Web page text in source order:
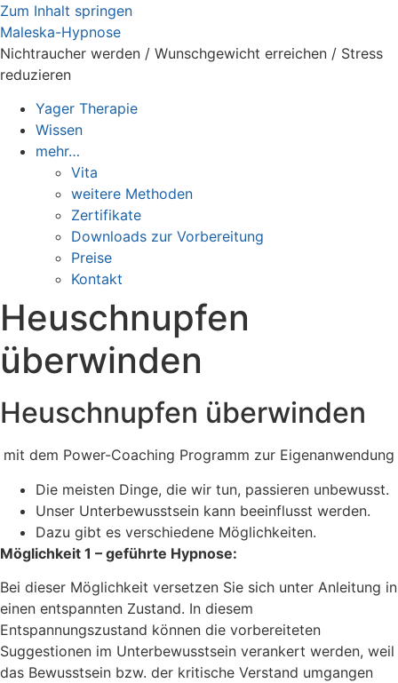
Zum Inhalt springen
Maleska-Hypnose
Nichtraucher werden / Wunschgewicht erreichen / Stress
reduzieren
Yager Therapie
Wissen
mehr…
Vita
weitere Methoden
Zertifikate
Downloads zur Vorbereitung
Preise
Kontakt
Heuschnupfen
überwinden
Heuschnupfen überwinden
mit dem Power-Coaching Programm zur Eigenanwendung
Die meisten Dinge, die wir tun, passieren unbewusst.
Unser Unterbewusstsein kann beeinflusst werden.
Dazu gibt es verschiedene Möglichkeiten.
Möglichkeit 1 – geführte Hypnose:
Bei dieser Möglichkeit versetzen Sie sich unter Anleitung in
einen entspannten Zustand. In diesem
Entspannungszustand können die vorbereiteten
Suggestionen im Unterbewusstsein verankert werden, weil
das Bewusstsein bzw. der kritische Verstand umgangen